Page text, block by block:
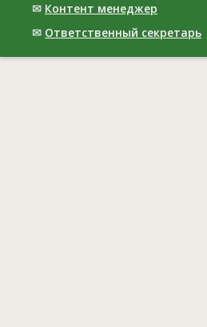
✉ Контент менеджер
✉ Ответственный cекретарь